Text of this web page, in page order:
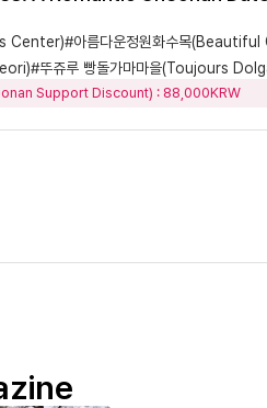
Center)#아름다운정원화수목
#뚜쥬루 빵돌가마마을(Toujours
Support Discount) : 88,000KRW